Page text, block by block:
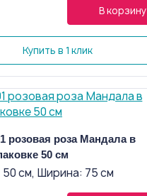
В корзину
Купить в 1 клик
розовая роза Мандала в
50 см
см, Ширина: 75 см